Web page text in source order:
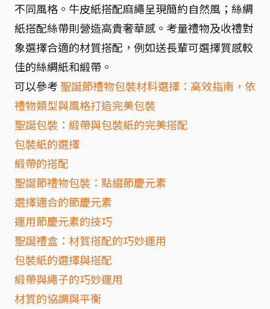
不同風格。牛皮紙搭配麻繩呈現簡約自然風；絲綢
紙搭配絲帶則營造高貴奢華感。考量禮物及收禮對
象選擇合適的材質搭配，例如送長輩可選擇質感較
佳的絲綢紙和緞帶。
可以參考 聖誕節禮物包裝材料選擇：高效指南，依
禮物類型與風格打造完美包裝
聖誕包裝：緞帶與包裝紙的完美搭配
包裝紙的選擇
緞帶的搭配
聖誕節禮物包裝：點綴節慶元素
選擇適合的節慶元素
運用節慶元素的技巧
聖誕禮盒：材質搭配的巧妙運用
包裝紙的選擇與搭配
緞帶與繩子的巧妙運用
材質的協調與平衡